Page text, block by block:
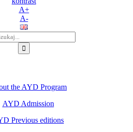
A+
A-
the AYD Program
AYD Admission
Previous editions